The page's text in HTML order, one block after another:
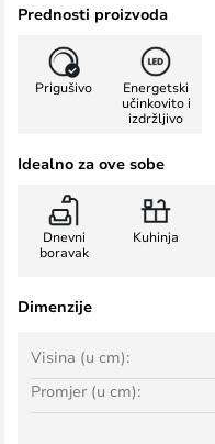
Prednosti proizvoda
Prigušivo
Energetski
učinkovito i
izdržljivo
Idealno za ove sobe
Dnevni
boravak
Kuhinja
Dimenzije
Visina (u cm):
Promjer (u cm):